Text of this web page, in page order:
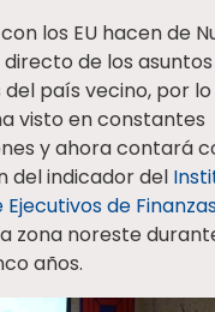
los EU hacen de
de los asuntos
país vecino, por lo
visto en constantes
y ahora contará
del indicador del
Ejecutivos de
zona noreste
años.